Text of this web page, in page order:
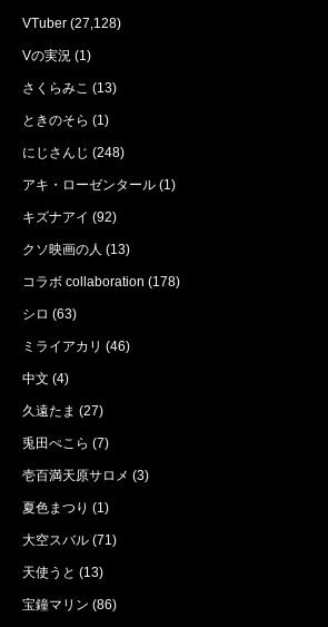
VTuber (27,128)
Vの実況 (1)
さくらみこ (13)
ときのそら (1)
にじさんじ (248)
アキ・ローゼンタール (1)
キズナアイ (92)
クソ映画の人 (13)
コラボ collaboration (178)
シロ (63)
ミライアカリ (46)
中文 (4)
久遠たま (27)
兎田ぺこら (7)
壱百満天原サロメ (3)
夏色まつり (1)
大空スバル (71)
天使うと (13)
宝鐘マリン (86)